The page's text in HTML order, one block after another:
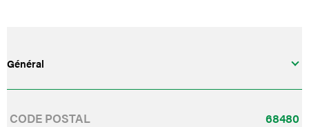
Général
Caractérisque Valeurs
CODE POSTAL 68480